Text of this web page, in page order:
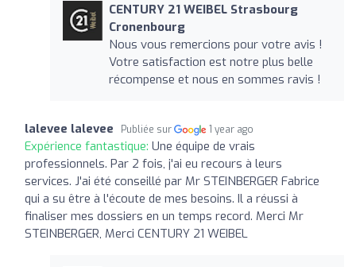
CENTURY 21 WEIBEL Strasbourg
Cronenbourg
Nous vous remercions pour votre avis !
Votre satisfaction est notre plus belle
récompense et nous en sommes ravis !
lalevee lalevee Publiée sur 1 year ago
Expérience fantastique: Une équipe de vrais
professionnels. Par 2 fois, j'ai eu recours à leurs
services. J'ai été conseillé par Mr STEINBERGER Fabrice
qui a su être à l'écoute de mes besoins. Il a réussi à
finaliser mes dossiers en un temps record. Merci Mr
STEINBERGER, Merci CENTURY 21 WEIBEL